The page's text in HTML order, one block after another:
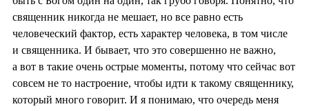
священник никогда не мешает, но все равно есть
человеческий фактор, есть характер человека, в том числе
и священника. И бывает, что это совершенно не важно,
а вот в такие очень острые моменты, потому что сейчас вот
совсем не то настроение, чтобы идти к такому священнику,
который много говорит. И я понимаю, что очередь меня